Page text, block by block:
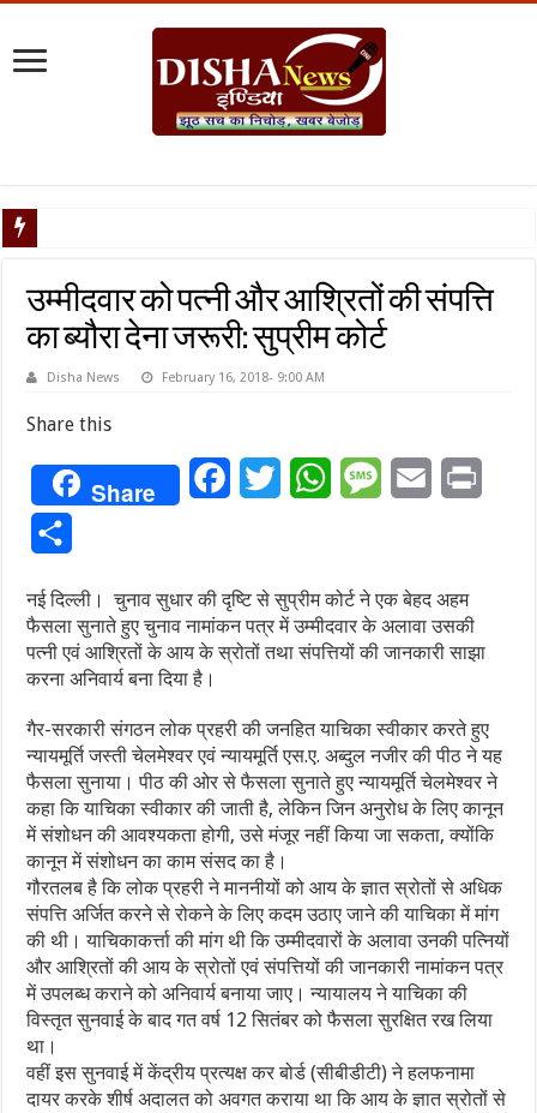
उम्मीदवार को पत्नी और आश्रितों की संपत्ति
का ब्यौरा देना जरूरी: सुप्रीम कोर्ट
Disha News February 16, 2018- 9:00 AM
Share this
Share FacebookTwitterWhatsAppMessageEmail
नई दिल्ली। चुनाव सुधार की दृष्टि से सुप्रीम कोर्ट ने एक बेहद अहम
फैसला सुनाते हुए चुनाव नामांकन पत्र में उम्मीदवार के अलावा उसकी
पत्नी एवं आश्रितों के आय के स्रोतों तथा संपत्तियों की जानकारी साझा
करना अनिवार्य बना दिया है।
गैर-सरकारी संगठन लोक प्रहरी की जनहित याचिका स्वीकार करते हुए
न्यायमूर्ति जस्ती चेलमेश्वर एवं न्यायमूर्ति एस.ए. अब्दुल नजीर की पीठ ने यह
फैसला सुनाया। पीठ की ओर से फैसला सुनाते हुए न्यायमूर्ति चेलमेश्वर ने
कहा कि याचिका स्वीकार की जाती है, लेकिन जिन अनुरोध के लिए कानून
में संशोधन की आवश्यकता होगी, उसे मंजूर नहीं किया जा सकता, क्योंकि
कानून में संशोधन का काम संसद का है।
गौरतलब है कि लोक प्रहरी ने माननीयों को आय के ज्ञात स्रोतों से अधिक
संपत्ति अर्जित करने से रोकने के लिए कदम उठाए जाने की याचिका में मांग
की थी। याचिकाकर्त्ता की मांग थी कि उम्मीदवारों के अलावा उनकी पत्नियों
और आश्रितों की आय के स्रोतों एवं संपत्तियों की जानकारी नामांकन पत्र
में उपलब्ध कराने को अनिवार्य बनाया जाए। न्यायालय ने याचिका की
विस्तृत सुनवाई के बाद गत वर्ष 12 सितंबर को फैसला सुरक्षित रख लिया
था।
वहीं इस सुनवाई में केंद्रीय प्रत्यक्ष कर बोर्ड (सीबीडीटी) ने हलफनामा
दायर करके शीर्ष अदालत को अवगत कराया था कि आय के ज्ञात स्रोतों से